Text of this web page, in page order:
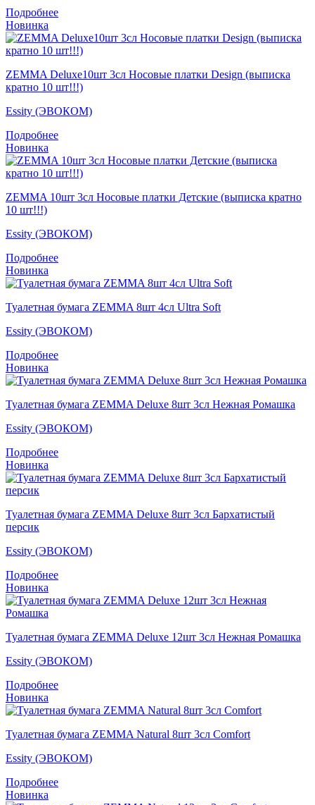
Подробнее
Новинка
ZEMMA Deluxe10шт 3сл Носовые платки Design (выписка
кратно 10 шт!!!)
Essity (ЭВОКОМ)
Подробнее
Новинка
ZEMMA 10шт 3сл Носовые платки Детские (выписка кратно
10 шт!!!)
Essity (ЭВОКОМ)
Подробнее
Новинка
Туалетная бумага ZEMMA 8шт 4сл Ultra Soft
Essity (ЭВОКОМ)
Подробнее
Новинка
Туалетная бумага ZEMMA Deluxe 8шт 3сл Нежная Ромашка
Essity (ЭВОКОМ)
Подробнее
Новинка
Туалетная бумага ZEMMA Deluxe 8шт 3сл Бархатистый
персик
Essity (ЭВОКОМ)
Подробнее
Новинка
Туалетная бумага ZEMMA Deluxe 12шт 3сл Нежная Ромашка
Essity (ЭВОКОМ)
Подробнее
Новинка
Туалетная бумага ZEMMA Natural 8шт 3сл Comfort
Essity (ЭВОКОМ)
Подробнее
Новинка